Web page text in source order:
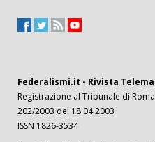
Federalismi.it - Rivista
Registrazione al Tribunale di
202/2003 del 18.04.2003
ISSN 1826-3534